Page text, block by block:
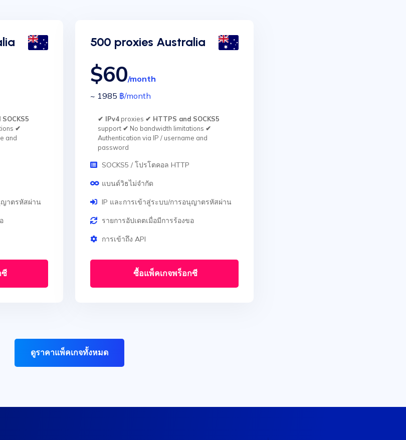
✔
and
ญาตรหัสผ่าน
ซี
500 proxies Australia
$60/month
~ 1985 ฿/month
✔ IPv4proxies ✔ HTTPS and SOCKS5
support ✔ No bandwidth limitations ✔
Authentication via IP / username and
password
SOCKS5 / โปรโตคอล HTTP
แบนด์วิธไม่จำกัด
IP และการเข้าสู่ระบบ/การอนุญาตรหัสผ่าน
รายการอัปเดตเมื่อมีการร้องขอ
การเข้าถึง API
ซื้อแพ็คเกจพร็อกซี
ดูราคาแพ็คเกจทั้งหมด